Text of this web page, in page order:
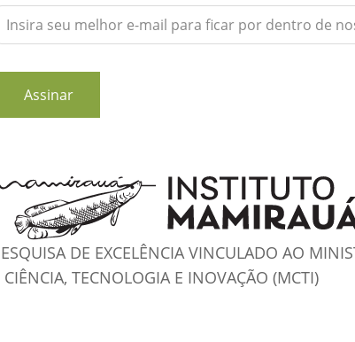
Assinar
DE EXCELÊNCIA VINCULADO AO
CIÊNCIA, TECNOLOGIA E INOVAÇÃO (MCTI)